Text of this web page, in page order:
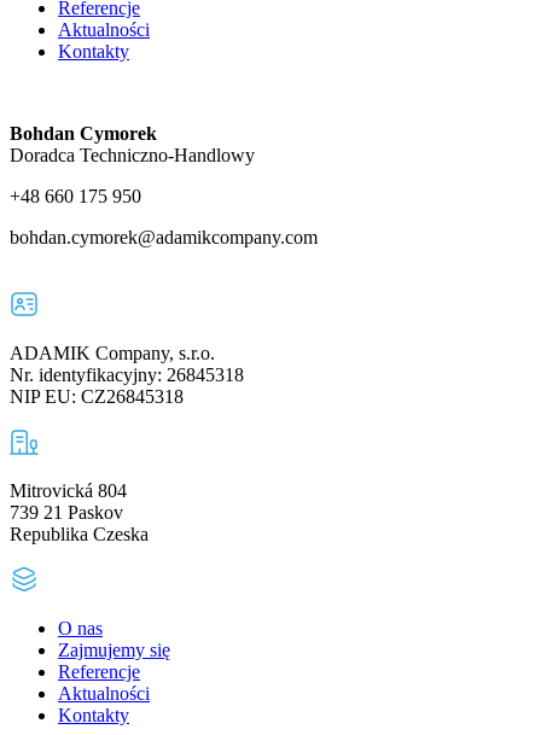
Referencje
Aktualności
Kontakty
Bohdan Cymorek
Doradca Techniczno-Handlowy
+48 660 175 950
bohdan.cymorek@adamikcompany.com
ADAMIK Company, s.r.o.
Nr. identyfikacyjny: 26845318
NIP EU: CZ26845318
Mitrovická 804
739 21 Paskov
Republika Czeska
O nas
Zajmujemy się
Referencje
Aktualności
Kontakty